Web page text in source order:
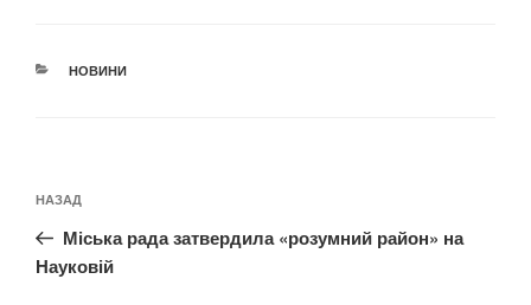
КАТЕГОРІЇ
НОВИНИ
записів
Попередній
запис:
НАЗАД
Міська рада затвердила «розумний район» на
Науковій